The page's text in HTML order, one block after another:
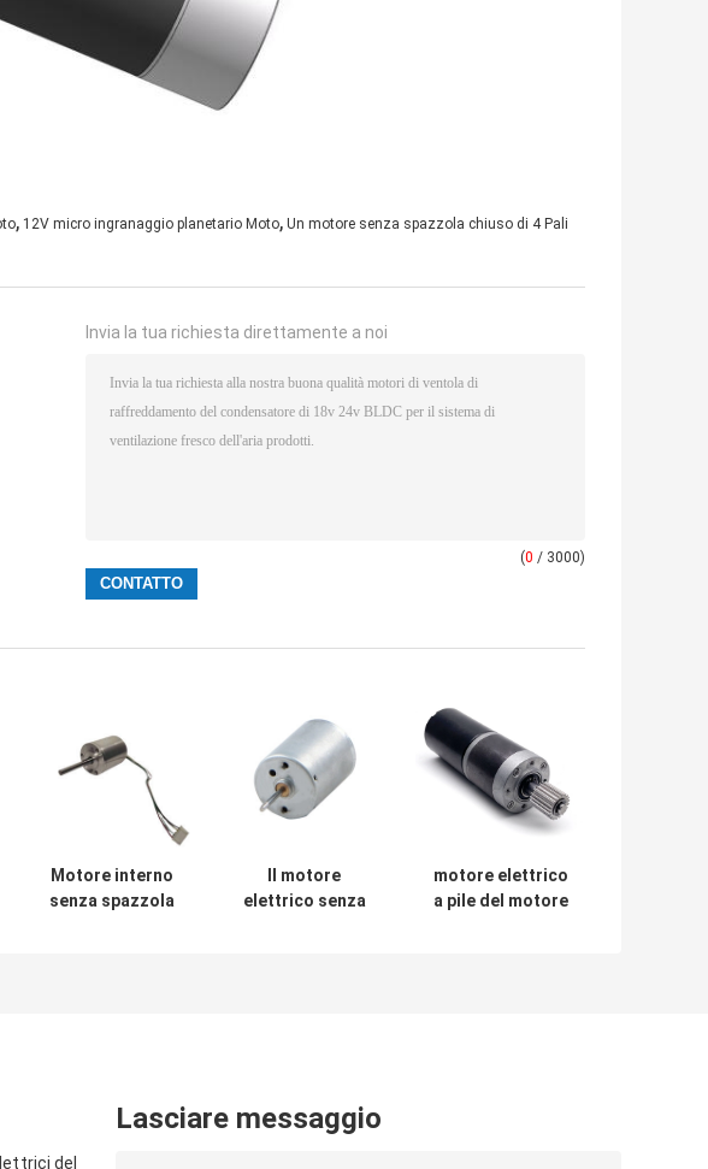
, 12V micro ingranaggio planetario Moto, Un motore senza spazzola chiuso di 4 Pali
Invia la tua richiesta direttamente a noi
(0 / 3000)
Motore interno
senza spazzola
Il motore
elettrico senza
motore elettrico
a pile del motore
del
Lasciare messaggio